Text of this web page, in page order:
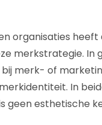
organisaties
merkstrategie. In
merk- of
In
geen esthetische